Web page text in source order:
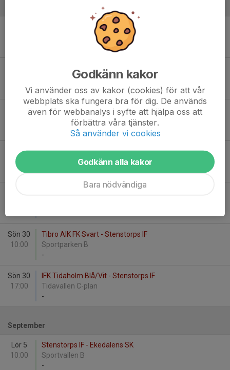
Stenstorps IF - IFK Falköping FF Blå
Stenstorps IF - Falköpings FK Svart
Sportvallen B
-
Fre 21
Floby-Grolanda IF Gul - Stenstorps IF
Björkåsen C
Lör 22
12:30
IFK Skövde FK Vit - Stenstorps IF
Lillegårdens IP, 7 mot 7
-
Sön 30
10:00
Tibro AIK FK Svart - Stenstorps IF
Sportparken B
-
Sön 30
17:00
IFK Tidaholm Blå/Vit - Stenstorps IF
Tidavallen C-plan
-
September
Lör 5
10:00
Stenstorps IF - Ekedalens SK
Sportvallen B
-
Godkänn kakor
Vi använder oss av kakor (cookies) för att vår
webbplats ska fungera bra för dig. De används
även för webbanalys i syfte att hjälpa oss att
förbättra våra tjänster.
Så använder vi cookies
Godkänn alla kakor
Bara nödvändiga